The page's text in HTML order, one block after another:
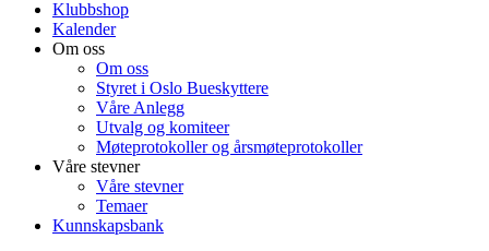
Klubbshop
Kalender
Om oss
Om oss
Styret i Oslo Bueskyttere
Våre Anlegg
Utvalg og komiteer
Møteprotokoller og årsmøteprotokoller
Våre stevner
Våre stevner
Temaer
Kunnskapsbank